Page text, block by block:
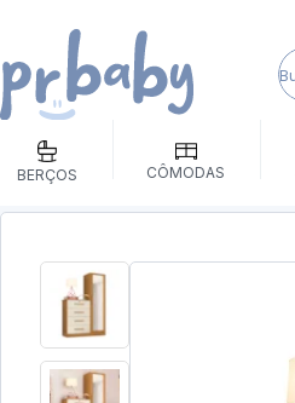
BERÇOS CÔMODAS